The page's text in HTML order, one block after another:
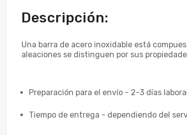
Descripción:
Una barra de acero inoxidable está
aleaciones se distinguen por sus
Preparación para el envío - 2-3 días
Tiempo de entrega - dependiendo del